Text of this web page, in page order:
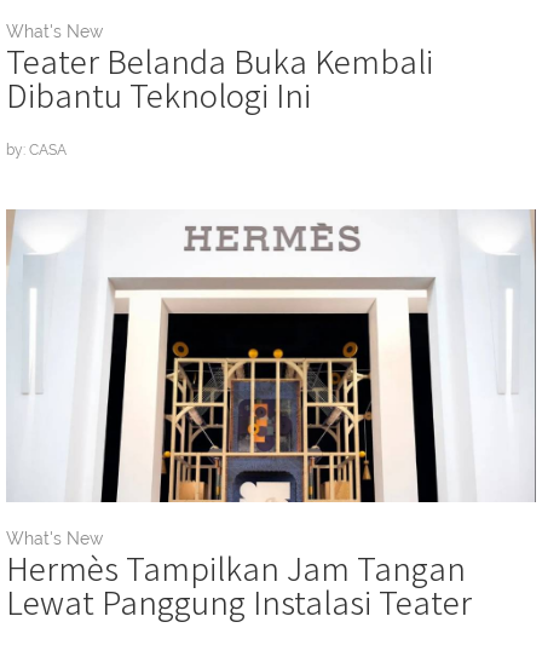
What's New
Teater Belanda Buka Kembali
Dibantu Teknologi Ini
by: CASA
What's New
Hermès Tampilkan Jam Tangan
Lewat Panggung Instalasi Teater